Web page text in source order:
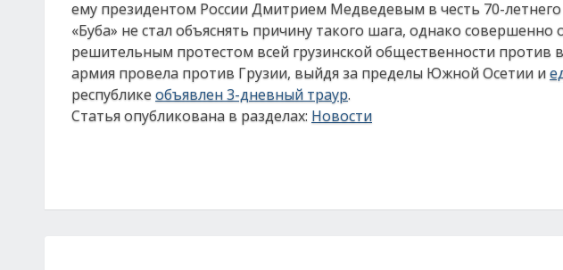
ему президентом России Дмитрием Медведевым в честь 70-
«Буба» не стал объяснять причину такого шага, однако
решительным протестом всей грузинской общественности против
армия провела против Грузии, выйдя за пределы Южной Осетии и
республикеобъявлен 3-дневный траур.
Статья опубликована в разделах: Новости